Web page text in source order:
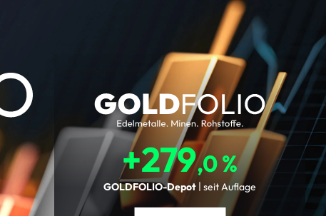
+279,0 %
GOLDFOLIO-Depot seit Auflage